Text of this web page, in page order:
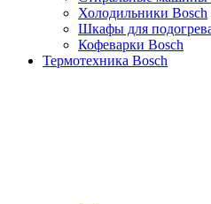
Холодильники Bosch
Шкафы для
Кофеварки Bosch
Термотехника Bosch